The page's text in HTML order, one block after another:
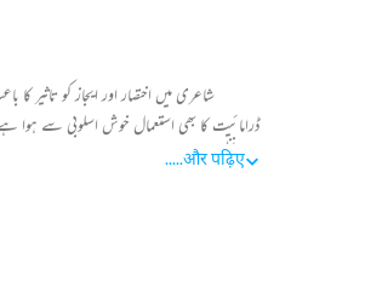
شاعری میں اختصار اور ایجاز کو تاثیر
ڈرامائیت کا بھی استعمال خوش اسلوبی سے
پھر نظموں کا سلسلہ شروع ہو جاتا ہے۔ یہ
.....और पढ़िए